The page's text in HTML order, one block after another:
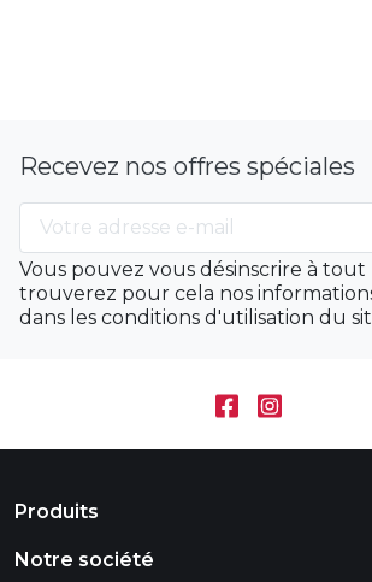
Recevez nos offres spéciales
Vous pouvez vous désinscrire à
trouverez pour cela nos
dans les conditions d'utilisation du
Produits
Notre société